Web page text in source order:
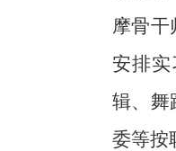
摩骨干
安排
辑、舞
委等按